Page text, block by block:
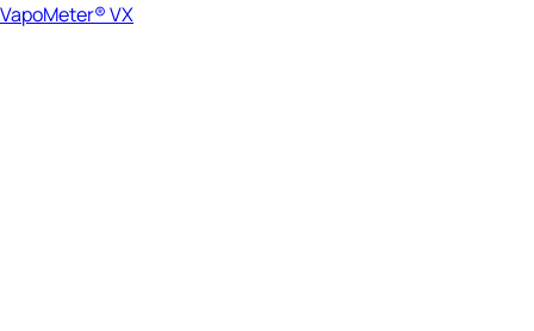
VapoMeter® VX